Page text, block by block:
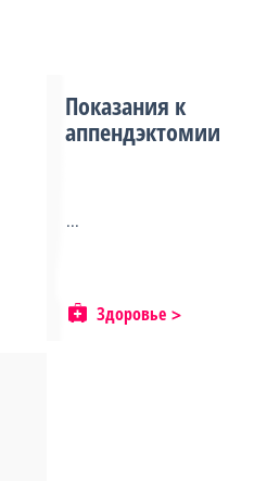
Показания к
аппендэктомии
...
Здоровье